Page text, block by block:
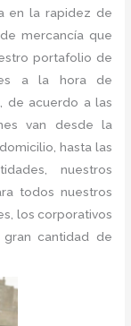
en la rapidez de
mercancía que
portafolio de
a la hora de
de acuerdo a las
van desde la
hasta las
nuestros
todos nuestros
los corporativos
cantidad de